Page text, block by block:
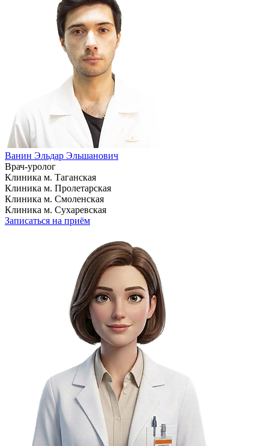
Ванин Эльдар Эльшанович
Врач-уролог
Клиника м. Таганская
Клиника м. Пролетарская
Клиника м. Смоленская
Клиника м. Сухаревская
Записаться на приём